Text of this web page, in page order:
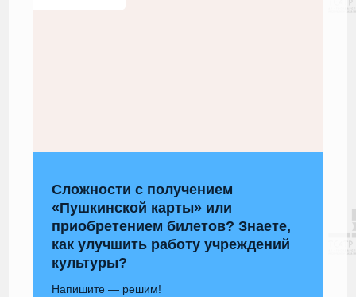
Сложности с получением
«Пушкинской карты» или
приобретением билетов? Знаете,
как улучшить работу учреждений
культуры?
Напишите — решим!